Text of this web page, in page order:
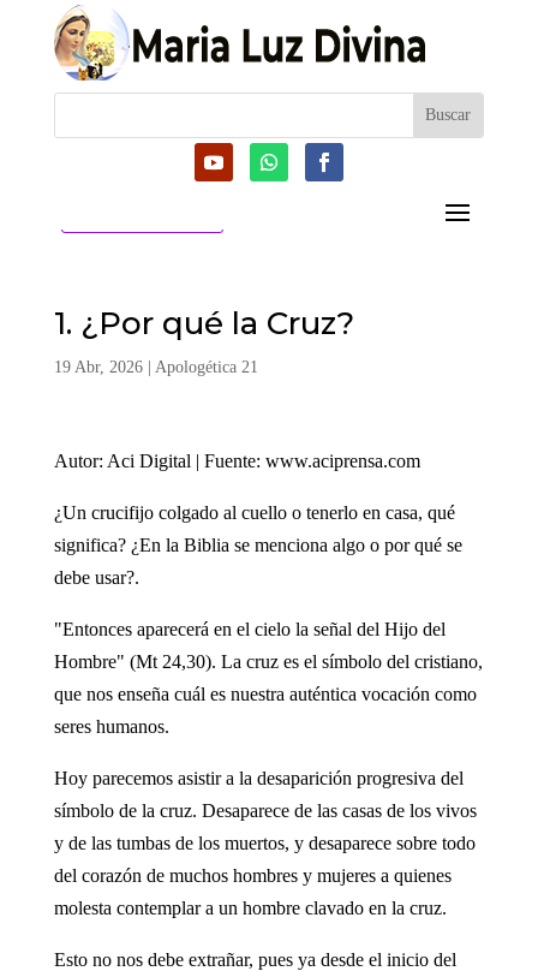
1. ¿Por qué la Cruz?
19 Abr, 2026| Apologética 21
Autor: Aci Digital | Fuente: www.aciprensa.com
¿Un crucifijo colgado al cuello o tenerlo en casa, qué
significa? ¿En la Biblia se menciona algo o por qué se
debe usar?.
"Entonces aparecerá en el cielo la señal del Hijo del
Hombre" (Mt 24,30). La cruz es el símbolo del cristiano,
que nos enseña cuál es nuestra auténtica vocación como
seres humanos.
Hoy parecemos asistir a la desaparición progresiva del
símbolo de la cruz. Desaparece de las casas de los vivos
y de las tumbas de los muertos, y desaparece sobre todo
del corazón de muchos hombres y mujeres a quienes
molesta contemplar a un hombre clavado en la cruz.
Esto no nos debe extrañar, pues ya desde el inicio del